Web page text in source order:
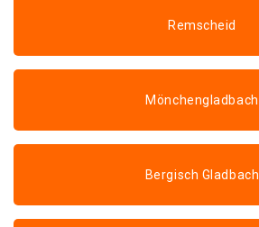
Remscheid
Mönchengladbach
Bergisch Gladbach